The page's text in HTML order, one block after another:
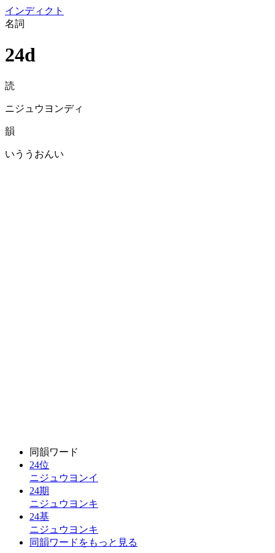
インディクト
名詞
24d
読
ニジュウヨンディ
韻
いううおんい
同韻ワード
24位
ニジュウヨンイ
24期
ニジュウヨンキ
24基
ニジュウヨンキ
同韻ワードをもっと見る